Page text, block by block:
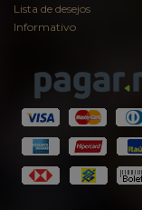
Lista de desejos
Informativo